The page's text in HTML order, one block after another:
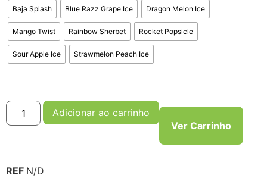
Baja Splash Blue Razz Grape Ice Dragon Melon Ice
Mango Twist Rainbow Sherbet Rocket Popsicle
Sour Apple Ice Strawmelon Peach Ice
Adicionar ao carrinho
Ver Carrinho
REF N/D